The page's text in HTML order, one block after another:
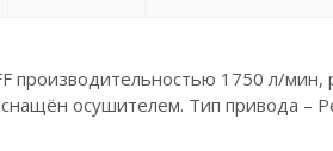
производительностью 1750 л/
осушителем. Тип привода –